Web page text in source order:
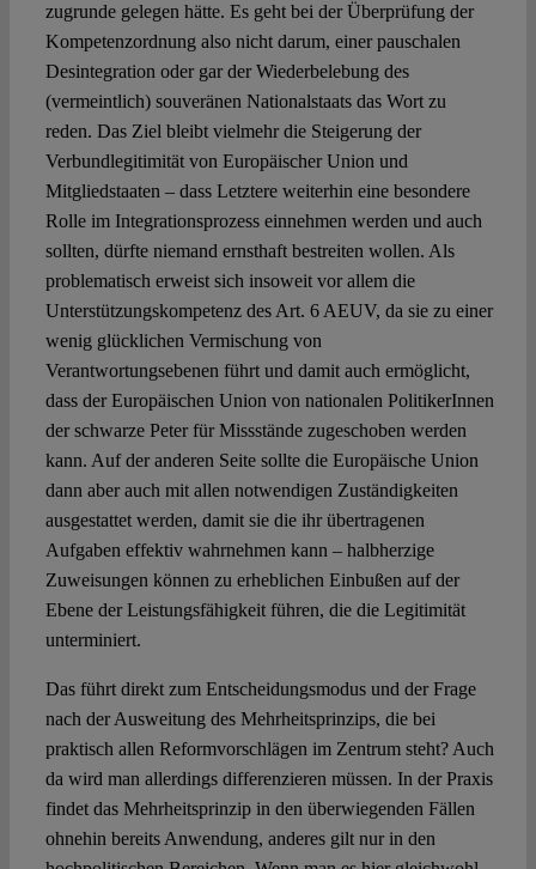
zugrunde gelegen hätte. Es geht bei der Überprüfung der
Kompetenzordnung also nicht darum, einer pauschalen
Desintegration oder gar der Wiederbelebung des
(vermeintlich) souveränen Nationalstaats das Wort zu
reden. Das Ziel bleibt vielmehr die Steigerung der
Verbundlegitimität von Europäischer Union und
Mitgliedstaaten – dass Letztere weiterhin eine besondere
Rolle im Integrationsprozess einnehmen werden und auch
sollten, dürfte niemand ernsthaft bestreiten wollen. Als
problematisch erweist sich insoweit vor allem die
Unterstützungskompetenz des Art. 6 AEUV, da sie zu einer
wenig glücklichen Vermischung von
Verantwortungsebenen führt und damit auch ermöglicht,
dass der Europäischen Union von nationalen PolitikerInnen
der schwarze Peter für Missstände zugeschoben werden
kann. Auf der anderen Seite sollte die Europäische Union
dann aber auch mit allen notwendigen Zuständigkeiten
ausgestattet werden, damit sie die ihr übertragenen
Aufgaben effektiv wahrnehmen kann – halbherzige
Zuweisungen können zu erheblichen Einbußen auf der
Ebene der Leistungsfähigkeit führen, die die Legitimität
unterminiert.
Das führt direkt zum Entscheidungsmodus und der Frage
nach der Ausweitung des Mehrheitsprinzips, die bei
praktisch allen Reformvorschlägen im Zentrum steht? Auch
da wird man allerdings differenzieren müssen. In der Praxis
findet das Mehrheitsprinzip in den überwiegenden Fällen
ohnehin bereits Anwendung, anderes gilt nur in den